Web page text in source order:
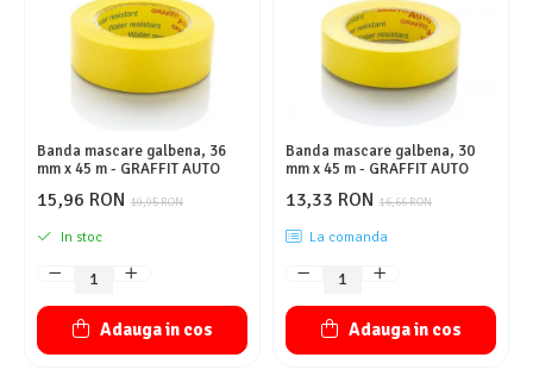
Banda mascare galbena, 36
mm x 45 m - GRAFFIT AUTO
19,95 RON
15,96 RON
In stoc
Adauga in cos
Banda mascare galbena, 30
mm x 45 m - GRAFFIT AUTO
16,66 RON
13,33 RON
La comanda
Adauga in cos